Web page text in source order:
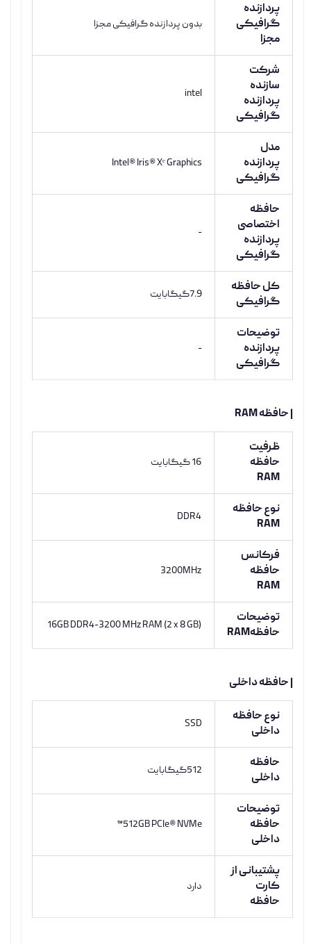
پردازنده
گرافیکی
مجزا
بدون پردازنده گرافیکی مجزا
شرکت
سازنده
پردازنده
گرافیکی
intel
مدل
پردازنده
گرافیکی
Intel® Iris® Xᵉ Graphics
حافظه
اختصاصی
پردازنده
گرافیکی
-
کل حافظه
گرافیکی
7.9گیگابایت
توضیحات
پردازنده
گرافیکی
-
| حافظه RAM
ظرفیت
حافظه
RAM
16 گیگابایت
نوع حافظه
RAM
DDR4
فرکانس
حافظه
RAM
3200MHz
توضیحات
حافظهRAM
16GB DDR4-3200 MHz RAM (2 x 8 GB)
| حافظه داخلی
نوع حافظه
داخلی
SSD
حافظه
داخلی
512گیگابایت
توضیحات
حافظه
داخلی
512GB PCIe® NVMe™
پشتیبانی از
کارت
حافظه
دارد